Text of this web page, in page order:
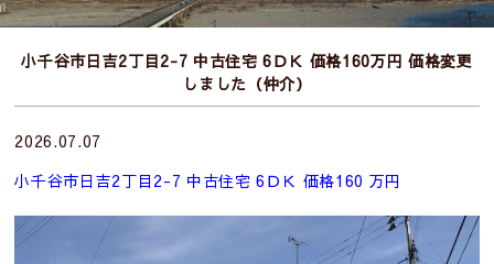
小千谷市日吉2丁目2-7 中古住宅 6ＤＫ 価格160万円 価格変更
しました（仲介）
2026.07.07
小千谷市日吉2丁目2-7 中古住宅 6ＤＫ 価格160 万円